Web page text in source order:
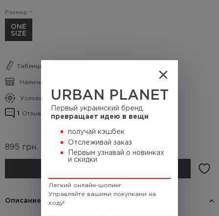
URBAN PLANET
Первый украинский бренд,
превращает идею в вещи
получай кэшбек
Отслеживай заказ
Первым узнавай о новинках
и скидки
Легкий онлайн-шопинг.
Управляйте вашими покупками на
ходу!
Размер
ONE
SIZE
Таблица размеров
Наличие в магазинах
Условия кэшбека
1 Отзывы о товаре
895 грн.
Описание